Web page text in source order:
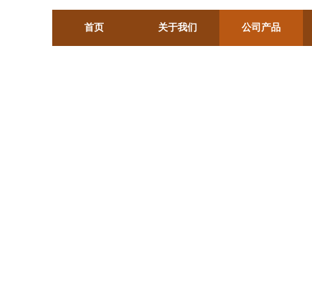
首页 关于我们 公司产品